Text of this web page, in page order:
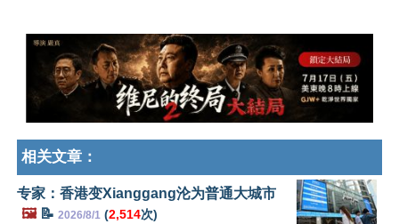
相关文章：
专家：香港变Xianggang沦为普通大城市
🖼️📝 2026/8/1 (2,514次)